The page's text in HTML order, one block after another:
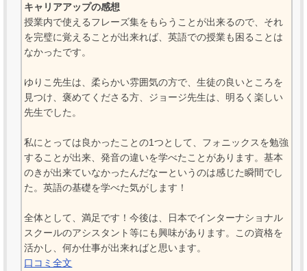
キャリアアップの感想
授業内で使えるフレーズ集をもらうことが出来るので、それ
を完璧に覚えることが出来れば、英語での授業も困ることは
なかったです。
ゆりこ先生は、柔らかい雰囲気の方で、生徒の良いところを
見つけ、褒めてくださる方、ジョージ先生は、明るく楽しい
先生でした。
私にとっては良かったことの1つとして、フォニックスを勉強
することが出来、発音の違いを学べたことがあります。基本
のきが出来ていなかったんだなーというのは感じた瞬間でし
た。英語の基礎を学べた気がします！
全体として、満足です！今後は、日本でインターナショナル
スクールのアシスタント等にも興味があります。この資格を
活かし、何か仕事が出来ればと思います。
口コミ全文